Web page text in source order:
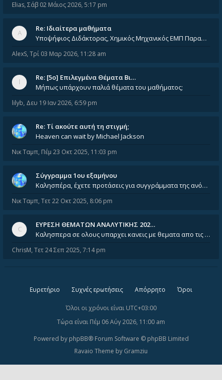
Elias, Σάβ 02 Μάιος 2026, 5:17 pm
Re: Ιδιαίτερα μαθήματα
Υποψήφιος Διδάκτορας, Χημικός Μηχανικός ΕΜΠ Παραδίδω ιδιαίτερα μαθήματα μέσης και ανώτατης εκπαίδευσης σε θετικές και τε
AlexS, Τρί 03 Μαρ 2026, 11:28 am
Re: [5ο] Επιλεγμένα Θέματα Βι…
Μήπως υπάρχουν παλιά θέματα του μαθήματος;
lilyb, Δευ 19 Ιαν 2026, 6:59 pm
Re: Tί ακούτε αυτή τη στιγμή;
Heaven can wait by Michael Jackson
Νικ Ταμπ, Πέμ 23 Οκτ 2025, 11:03 pm
Σύγγραμμα 1ου εξαμήνου
Καλησπέρα, έχετε προτάσεις για συγγράμματα της ανόργανης χημείας? Είμαι ανάμεσα σε Λιοδάκη, Chung και Atkins
Νικ Ταμπ, Τετ 22 Οκτ 2025, 8:06 pm
ΕΥΡΕΣΗ ΘΕΜΑΤΩΝ ΑΝΑΛΥΤΙΚΗΣ 202…
Καλησπερα σε ολους υπαρχει κανεις με θεματα απο τις εξετασεις του ιουνιου και σεπτεμβρίου για την αναλυτικη χημεια
ChrisM, Τετ 24 Σεπ 2025, 7:14 pm
Ευρετήριο Συχνές ερωτήσεις Απόρρητο Όροι
Όλοι οι χρόνοι είναι UTC+03:00
Τώρα είναι Πέμ 06 Αύγ 2026, 11:00 am
Powered by phpBB® Forum Software © phpBB Limited
Ravaio Theme by Gramziu